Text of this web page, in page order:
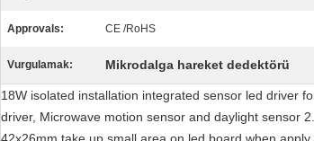
Approvals: CE /RoHS
Vurgulamak: Mikrodalga hareket dedektörü
18W isolated installation integrated sensor led driver
driver, Microwave motion sensor and daylight sensor